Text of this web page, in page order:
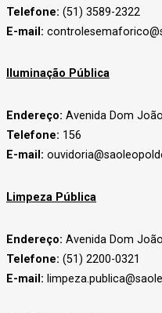
Telefone: (51) 3589-2322
E-mail:
Iluminação Pública
Endereço: Avenida Dom
Telefone: 156
E-mail:
Limpeza Pública
Endereço: Avenida Dom
Telefone: (51) 2200-0321
E-mail: